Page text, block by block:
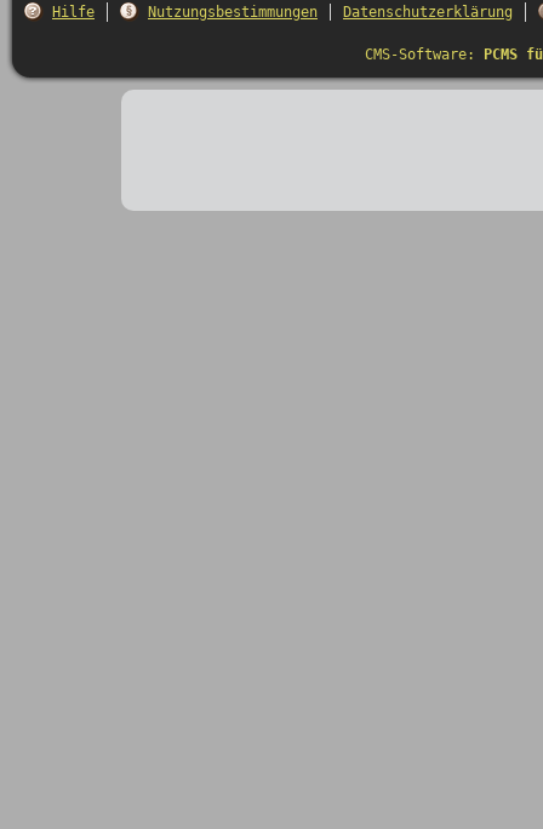
Hilfe Nutzungsbestimmungen Datenschutzerklärung
CMS-Software: PCMS